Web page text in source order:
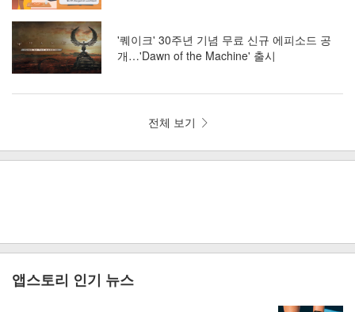
'퀘이크' 30주년 기념 무료 신규 에피소드 공
개…'Dawn of the Machine' 출시
전체 보기
앱스토리 인기 뉴스